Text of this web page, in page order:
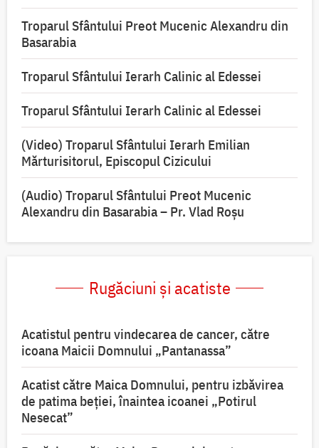
Troparul Sfântului Preot Mucenic Alexandru din
Basarabia
Troparul Sfântului Ierarh Calinic al Edessei
Troparul Sfântului Ierarh Calinic al Edessei
(Video) Troparul Sfântului Ierarh Emilian
Mărturisitorul, Episcopul Cizicului
(Audio) Troparul Sfântului Preot Mucenic
Alexandru din Basarabia – Pr. Vlad Roșu
Rugăciuni și acatiste
Acatistul pentru vindecarea de cancer, către
icoana Maicii Domnului „Pantanassa”
Acatist către Maica Domnului, pentru izbăvirea
de patima beției, înaintea icoanei „Potirul
Nesecat”